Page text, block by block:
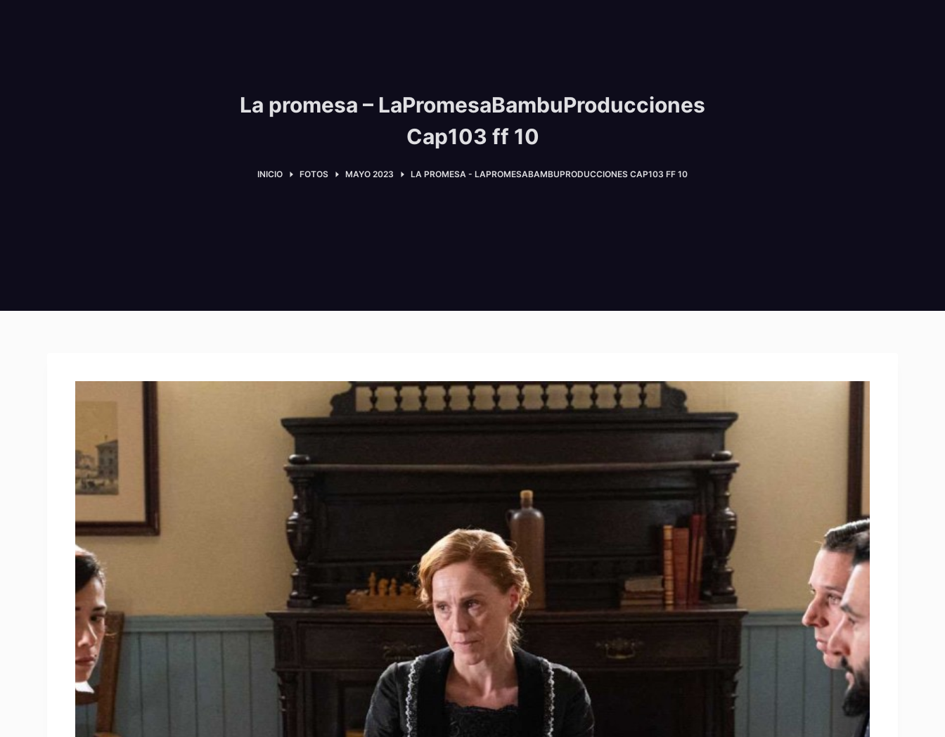
La promesa – LaPromesaBambuProducciones
Cap103 ff 10
INICIO FOTOS MAYO 2023 LA PROMESA - LAPROMESABAMBUPRODUCCIONES CAP103 FF 10